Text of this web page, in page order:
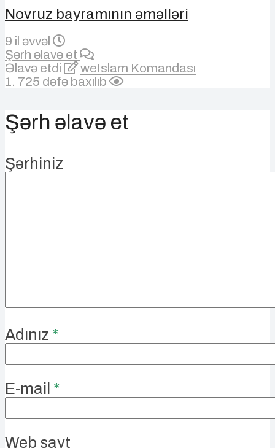
Novruz bayramının əməlləri
9 il əvvəl
Şərh əlavə et
Əlavə etdi
weIslam Komandası
1. 725 dəfə baxılıb
Şərh əlavə et
Şərhiniz
Adınız *
E-mail *
Web sayt